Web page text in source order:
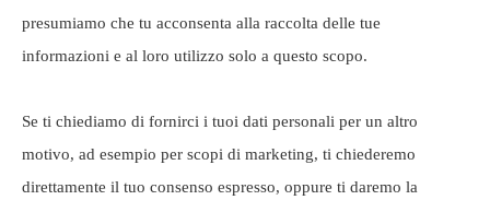
presumiamo che tu acconsenta alla raccolta delle tue
informazioni e al loro utilizzo solo a questo scopo.
Se ti chiediamo di fornirci i tuoi dati personali per un altro
motivo, ad esempio per scopi di marketing, ti chiederemo
direttamente il tuo consenso espresso, oppure ti daremo la